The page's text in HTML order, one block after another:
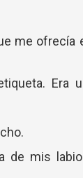
me ofrecía
Era
de mis